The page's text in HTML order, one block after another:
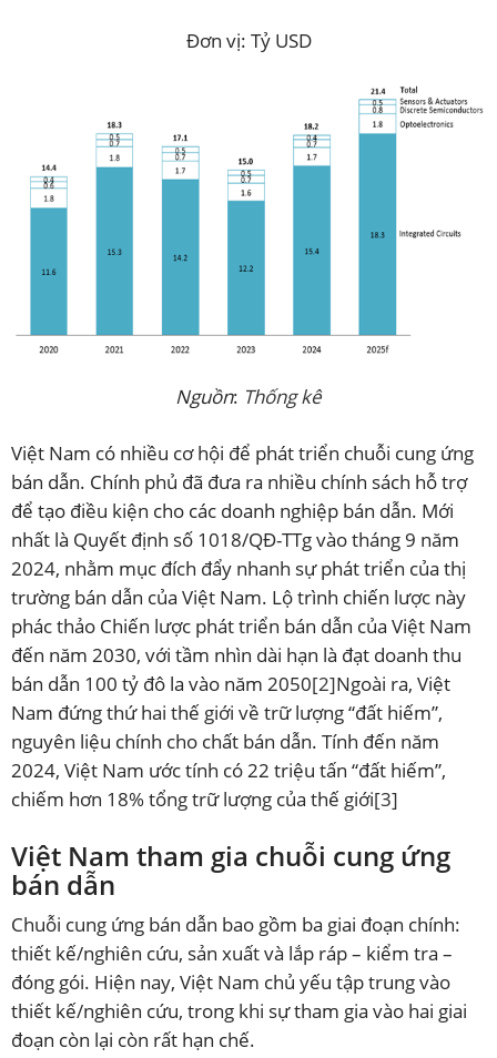
Đơn vị: Tỷ USD
Nguồn: Thống kê
Việt Nam có nhiều cơ hội để phát triển chuỗi cung ứng
bán dẫn. Chính phủ đã đưa ra nhiều chính sách hỗ trợ
để tạo điều kiện cho các doanh nghiệp bán dẫn. Mới
nhất là Quyết định số 1018/QĐ-TTg vào tháng 9 năm
2024, nhằm mục đích đẩy nhanh sự phát triển của thị
trường bán dẫn của Việt Nam. Lộ trình chiến lược này
phác thảo Chiến lược phát triển bán dẫn của Việt Nam
đến năm 2030, với tầm nhìn dài hạn là đạt doanh thu
bán dẫn 100 tỷ đô la vào năm 2050[2]Ngoài ra, Việt
Nam đứng thứ hai thế giới về trữ lượng “đất hiếm”,
nguyên liệu chính cho chất bán dẫn. Tính đến năm
2024, Việt Nam ước tính có 22 triệu tấn “đất hiếm”,
chiếm hơn 18% tổng trữ lượng của thế giới[3]
Việt Nam tham gia chuỗi cung ứng
bán dẫn
Chuỗi cung ứng bán dẫn bao gồm ba giai đoạn chính:
thiết kế/nghiên cứu, sản xuất và lắp ráp – kiểm tra –
đóng gói. Hiện nay, Việt Nam chủ yếu tập trung vào
thiết kế/nghiên cứu, trong khi sự tham gia vào hai giai
đoạn còn lại còn rất hạn chế.